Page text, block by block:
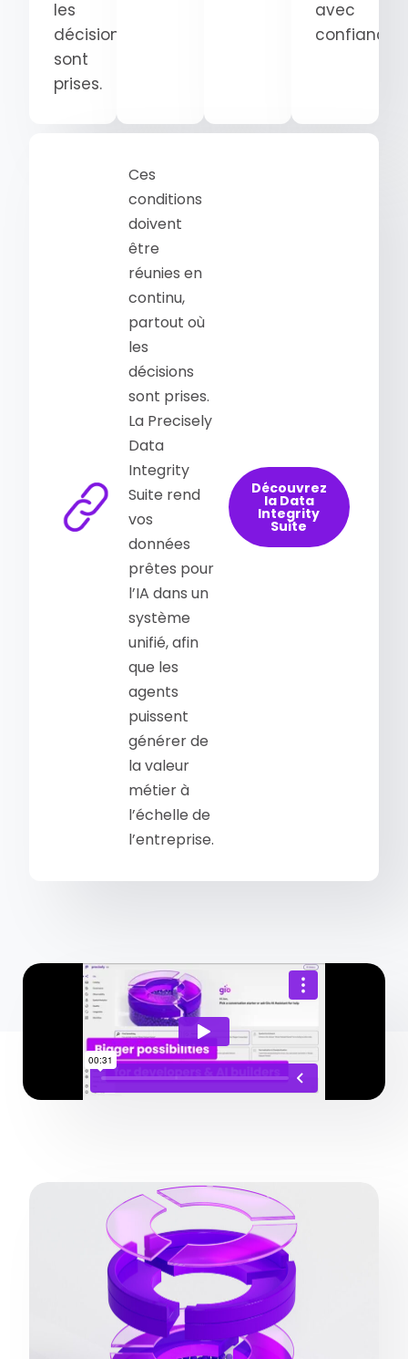
les
décisions
sont
prises.
avec
confiance.
Ces
conditions
doivent
être
réunies en
continu,
partout où
les
décisions
sont prises.
La Precisely
Data
Integrity
Suite rend
vos
données
prêtes pour
l’IA dans un
système
unifié, afin
que les
agents
puissent
générer de
la valeur
métier à
l’échelle de
l’entreprise.
Découvrez
la Data
Integrity
Suite